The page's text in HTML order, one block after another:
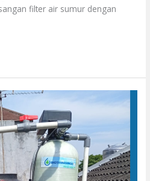
filter air sumur dengan